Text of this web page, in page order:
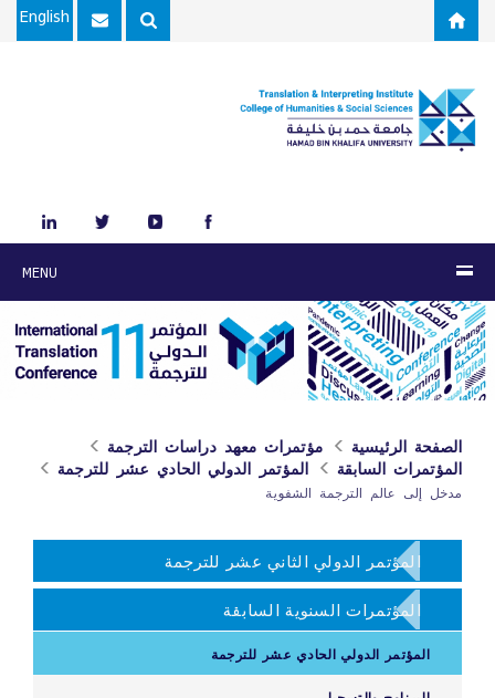
Skip to main content
English
MENU
الصفحة الرئيسية
مؤتمرات معهد دراسات الترجمة
المؤتمرات السابقة
المؤتمر الدولي الحادي عشر للترجمة
مدخل إلى عالم الترجمة الشفوية
المؤتمر الدولي الثاني عشر للترجمة
المؤتمرات السنوية السابقة
المؤتمر الدولي الحادي عشر للترجمة